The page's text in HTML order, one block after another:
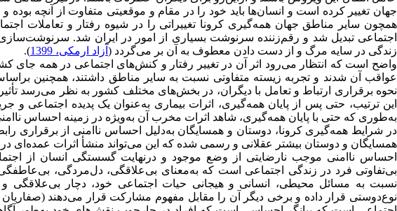
همچون سایر مناطق جهان همه‌گیری کرونا تغییراتی را در شیوه رفتار و تعاملات
اجتماعی تبدیل شد و رقم‌زننده سرنوشت بسیاری از امور در ایران شد.
زندگی در سایه مرگ و از دست دادن معطوف به آن بر می‌گردد ( آزاد ارمکی، 1399
).
واضح است که انتظار می‌رود اثر آن در تغییر رفتار و کنش‌های اجتماعی در همه جای
عواقب آن شدند و تجربه زیسته متفاوتی نسبت به سایر مناطق داشتند، همچنین
نحوه برقراری ارتباط و تعامل با دیگران، در بخش‌های مختلف کشور به نظر می‌رسد
این ترتیب، حتی پس از پایان همه‌گیری، اثرات بیماری به‌عنوان یک پدیده اجتماعی و
به‌طوری که حتی با پایان همه‌گیری، شاهد اثرات مخرب آن به‌ویژه در زمینه احساس
در شرایط همه‌گیری کرونا، دوستان و همسایگان به‌دلیل احساس ناامنی از برقراری
همسایگان و دوستان بیشتر عقلانی و رسمی شده که این می‌تواند منشأ اثرات عمده‌ای
احساس ناامنی موجب نارضایتی از وضع موجود و درنهایت گسستگی انسان از
بی‌تفاوتی فرد در زندگی اجتماعی است که به‌معنای بی‌علاقگی، دل‌مردگی،
نسبت به مسائل محیطی، انسانی و هیجانی حیات اجتماعی خود، دچار بی‌علاقگی